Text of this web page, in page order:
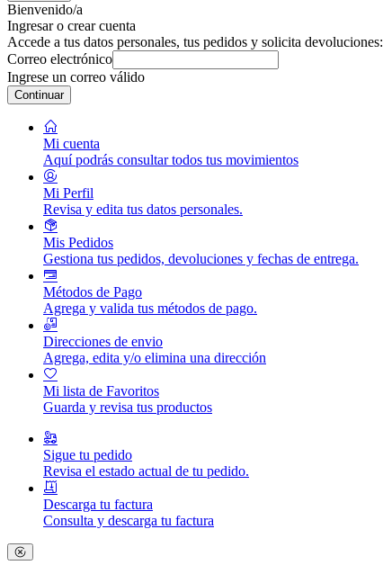
Bienvenido/a
Ingresar o crear cuenta
Accede a tus datos personales, tus pedidos y solicita devoluciones:
Correo electrónico
Ingrese un correo válido
Continuar
Mi cuenta
Aquí podrás consultar todos tus movimientos
Mi Perfil
Revisa y edita tus datos personales.
Mis Pedidos
Gestiona tus pedidos, devoluciones y fechas de entrega.
Métodos de Pago
Agrega y valida tus métodos de pago.
Direcciones de envio
Agrega, edita y/o elimina una dirección
Mi lista de Favoritos
Guarda y revisa tus productos
Sigue tu pedido
Revisa el estado actual de tu pedido.
Descarga tu factura
Consulta y descarga tu factura